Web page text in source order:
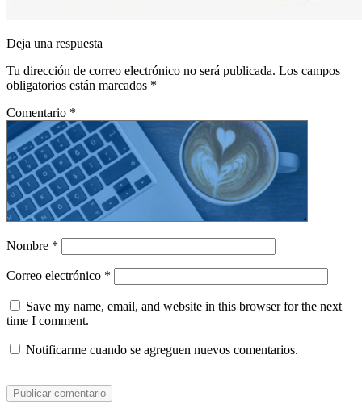
Deja una respuesta
Tu dirección de correo electrónico no será publicada. Los campos
obligatorios están marcados *
Comentario *
Nombre *
Correo electrónico *
Save my name, email, and website in this browser for the next
time I comment.
Notificarme cuando se agreguen nuevos comentarios.